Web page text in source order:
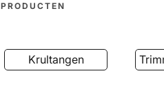
PRODUCTEN
Trimmers & clippers